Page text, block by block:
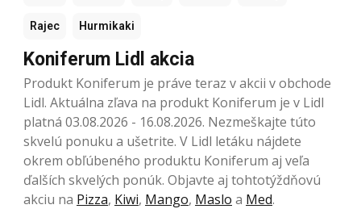
Rajec Hurmikaki
Koniferum Lidl akcia
Produkt Koniferum je práve teraz v akcii v obchode
Lidl. Aktuálna zľava na produkt Koniferum je v Lidl
platná 03.08.2026 - 16.08.2026. Nezmeškajte túto
skvelú ponuku a ušetrite. V Lidl letáku nájdete
okrem obľúbeného produktu Koniferum aj veľa
ďalších skvelých ponúk. Objavte aj tohtotýždňovú
akciu na Pizza, Kiwi, Mango, Maslo a Med.